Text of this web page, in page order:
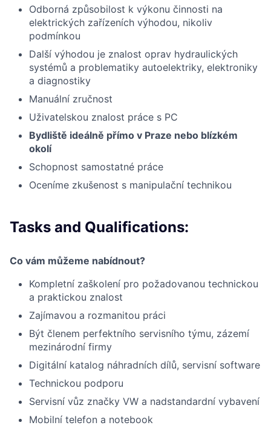
Odborná způsobilost k výkonu činnosti na
elektrických zařízeních výhodou, nikoliv
podmínkou
Další výhodou je znalost oprav hydraulických
systémů a problematiky autoelektriky, elektroniky
a diagnostiky
Manuální zručnost
Uživatelskou znalost práce s PC
Bydliště ideálně přímo v Praze nebo blízkém
okolí
Schopnost samostatné práce
Oceníme zkušenost s manipulační technikou
Tasks and Qualifications:
Co vám můžeme nabídnout?
Kompletní zaškolení pro požadovanou technickou
a praktickou znalost
Zajímavou a rozmanitou práci
Být členem perfektního servisního týmu, zázemí
mezinárodní firmy
Digitální katalog náhradních dílů, servisní software
Technickou podporu
Servisní vůz značky VW a nadstandardní vybavení
Mobilní telefon a notebook